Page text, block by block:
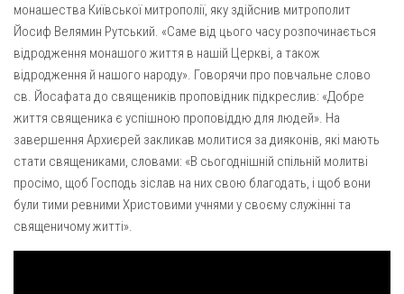
Монастир сестер милосердя Св. Вінкентія. Дім Милосердя
Монастир Успення Пресвятої Богородиці Сестер Чину
Святого Василія Великого
Комісії
Катехитична комісія
Комісія у справах молоді
Комісія у справах родини
Комісія з питань душпастирства охорони здоров’я
Спільноти
монашества Київської митрополії, яку здійснив митрополит
Йосиф Велямин Рутський. «Саме від цього часу розпочинається
відродження монашого життя в нашій Церкві, а також
відродження й нашого народу». Говорячи про повчальне слово
св. Йосафата до священиків проповідник підкреслив: «Добре
життя священика є успішною проповіддю для людей». На
завершення Архиєрей закликав молитися за дияконів, які мають
стати священиками, словами: «В сьогоднішній спільній молитві
просімо, щоб Господь зіслав на них свою благодать, і щоб вони
були тими ревними Христовими учнями у своєму служінні та
священичому житті».